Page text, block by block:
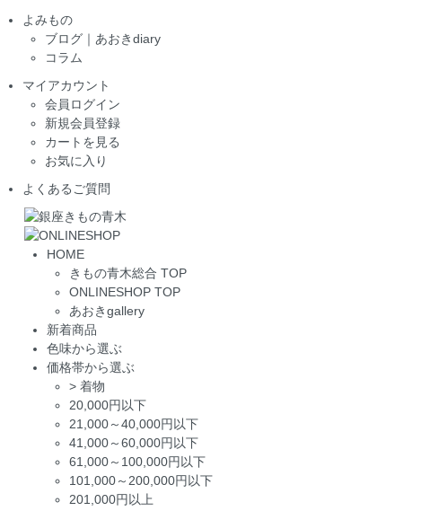
よみもの
ブログ｜あおきdiary
コラム
マイアカウント
会員ログイン
新規会員登録
カートを見る
お気に入り
よくあるご質問
HOME
きもの青木総合 TOP
ONLINESHOP TOP
あおきgallery
新着商品
色味から選ぶ
価格帯から選ぶ
> 着物
20,000円以下
21,000～40,000円以下
41,000～60,000円以下
61,000～100,000円以下
101,000～200,000円以下
201,000円以上